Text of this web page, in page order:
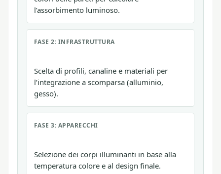
l’assorbimento luminoso.
FASE 2: INFRASTRUTTURA
Scelta di profili, canaline e materiali per
l’integrazione a scomparsa (alluminio,
gesso).
FASE 3: APPARECCHI
Selezione dei corpi illuminanti in base alla
temperatura colore e al design finale.